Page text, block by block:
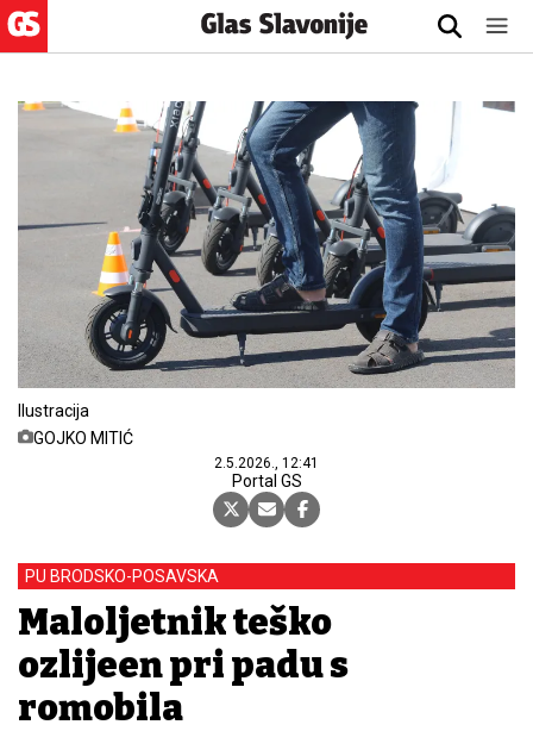
Ilustracija
GOJKO MITIĆ
2.5.2026., 12:41
Portal GS
PU BRODSKO-POSAVSKA
Maloljetnik teško
ozlijeđen pri padu s
romobila